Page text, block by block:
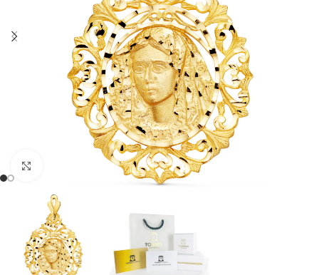
Clic para ampliar